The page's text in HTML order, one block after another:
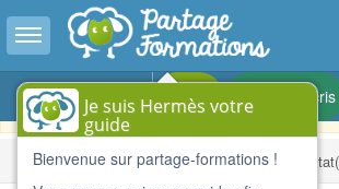
Toggle sidebar
लॉगिन Je m'inscris
Version BETA - Pour le partage de
formations dans toute la France
घर Résultats de la recherche : 12
Je suis Hermès votre
guide
Bienvenue sur partage-formations !